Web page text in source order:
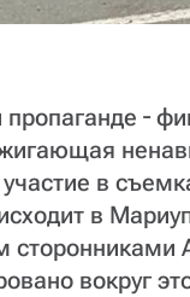
―
в
в
вокруг